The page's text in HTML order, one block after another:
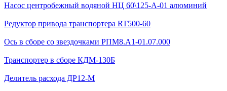
Насос центробежный водяной НЦ 60\125-А-01 алюминий
Редуктор привода транспортера RT500-60
Ось в сборе со звездочками РПМ8.А1-01.07.000
Транспортер в сборе КДМ-130Б
Делитель расхода ДР12-М